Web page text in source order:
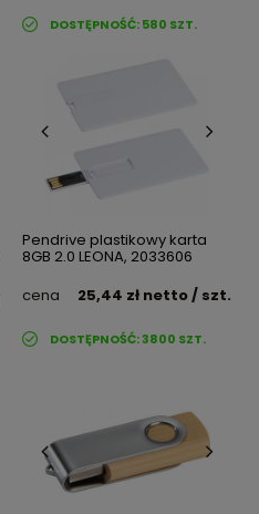
DOSTĘPNOŚĆ:580 SZT.
Pendrive plastikowy karta
8GB 2.0 LEONA, 2033606
cena
25,44 zł netto/ szt.
DOSTĘPNOŚĆ:3800 SZT.